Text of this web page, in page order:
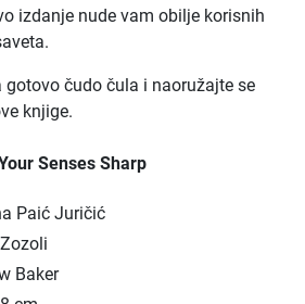
izdanje nude vam obilje korisnih
gotovo čudo čula i naoružajte se
knjige.
Senses Sharp
Paić Juričić
Baker